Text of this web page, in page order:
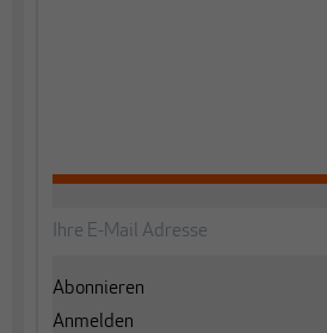
Abonnieren
Anmelden